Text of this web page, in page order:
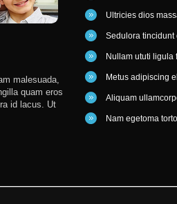
malesuada,
quam eros
id lacus. Ut
JEKSON FAMILY
Nullam
quis
venenatis at,
adipiscing. Cum sociis
Ultricies dios
Sedulora tincidunt
Nullam ututi ligula
Metus adipiscing
Aliquam
Nam egetoma